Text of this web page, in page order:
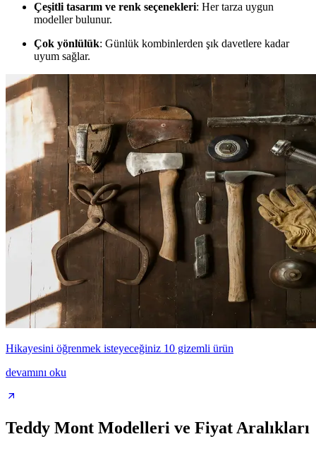
Çeşitli tasarım ve renk seçenekleri: Her tarza uygun
modeller bulunur.
Çok yönlülük: Günlük kombinlerden şık davetlere kadar
uyum sağlar.
Hikayesini öğrenmek isteyeceğiniz 10 gizemli ürün
devamını oku
Teddy Mont Modelleri ve Fiyat Aralıkları